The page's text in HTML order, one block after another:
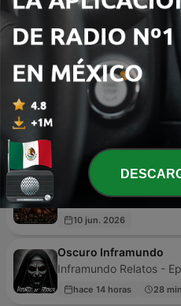
hace 2 días 101 min
Leyendas de
Leyendas de
ayer 18 min
INSOMNIO
Fepo - Episodio 160
hace 1 semana 133
Kalimán | 04 El Tigre
albancito - Episodio 60
10 jun. 2026
Oscuro Inframundo
Inframundo Relatos -
hace 14 horas 28 min